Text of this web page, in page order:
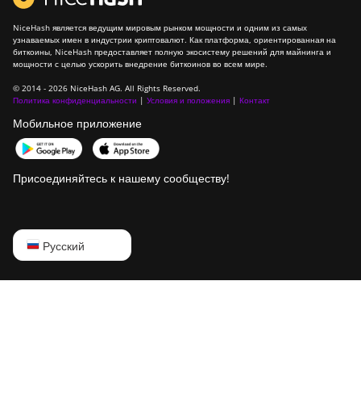
NiceHash является ведущим мировым рынком мощности и одним из самых
узнаваемых имен в индустрии криптовалют. Как платформа, ориентированная на
биткоины, NiceHash предоставляет полную экосистему решений для майнинга и
мощности с целью ускорить внедрение биткоинов во всем мире.
© 2014 - 2026 NiceHash AG. All Rights Reserved.
Политика конфиденциальности | Условия и положения | Контакт
Мобильное приложение
Присоединяйтесь к нашему сообществу!
Русский
English